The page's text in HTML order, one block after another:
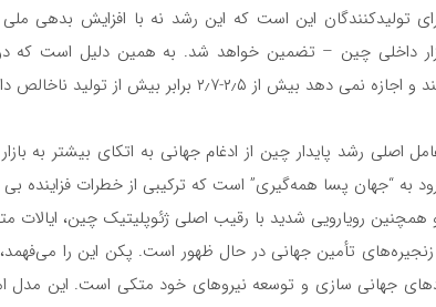
برابر بیش از تولید ناخالص داخلی باشد.
اصلی رشد پایدار چین از ادغام جهانی به اتکای بیشتر به
به “جهان پسا همه‌گیری” است که ترکیبی از خطرات فزاینده بی
رویارویی شدید با رقیب اصلی ژئوپلیتیک چین، ایالات
تأمین جهانی در حال ظهور است. پکن این را‌ می‌فهمد،
جهانی سازی و توسعه نیروهای خود متکی است. این مدل